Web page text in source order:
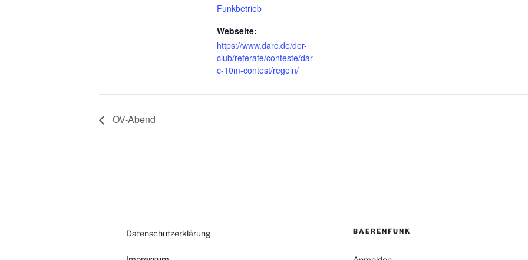
Funkbetrieb
Webseite:
https://www.darc.de/der-
club/referate/conteste/dar
c-10m-contest/regeln/
OV-Abend
Datenschutzerklärung BAERENFUNK